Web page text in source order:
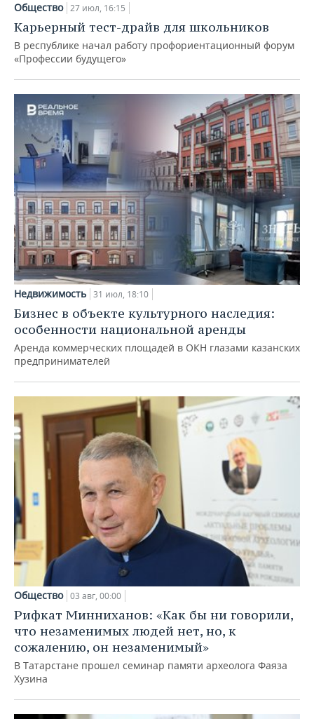
Общество 27 июл, 16:15
Карьерный тест-драйв для школьников
В республике начал работу профориентационный форум
«Профессии будущего»
Недвижимость 31 июл, 18:10
Бизнес в объекте культурного наследия:
особенности национальной аренды
Аренда коммерческих площадей в ОКН глазами казанских
предпринимателей
Общество 03 авг, 00:00
Рифкат Минниханов: «Как бы ни говорили,
что незаменимых людей нет, но, к
сожалению, он незаменимый»
В Татарстане прошел семинар памяти археолога Фаяза
Хузина